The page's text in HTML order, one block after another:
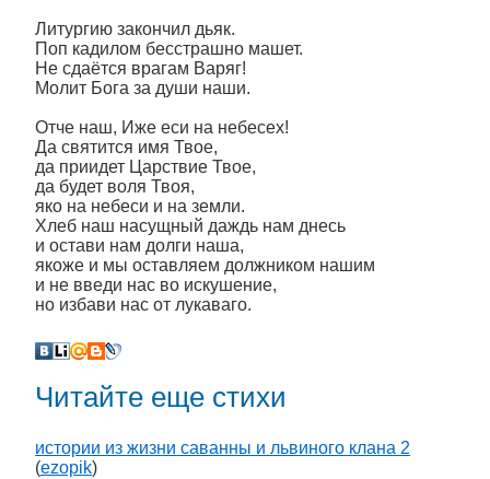
Литургию закончил дьяк.
Поп кадилом бесстрашно машет.
Не сдаётся врагам Варяг!
Молит Бога за души наши.
Отче наш, Иже еси на небесех!
Да святится имя Твое,
да приидет Царствие Твое,
да будет воля Твоя,
яко на небеси и на земли.
Хлеб наш насущный даждь нам днесь
и остави нам долги наша,
якоже и мы оставляем должником нашим
и не введи нас во искушение,
но избави нас от лукаваго.
Читайте еще стихи
истории из жизни саванны и львиного клана 2
(ezopik)